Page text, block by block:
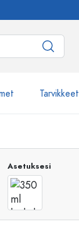
Tarvikkeet
Asetuksesi